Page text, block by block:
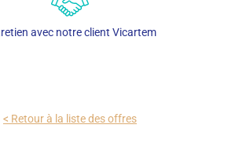
avec notre client Vicartem
< Retour à la liste des offres